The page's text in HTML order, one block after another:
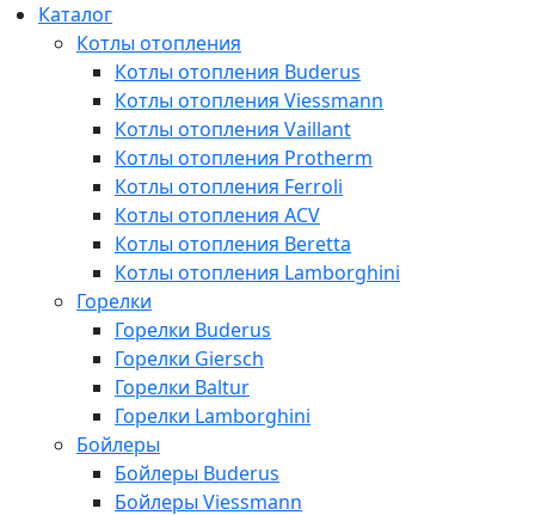
Каталог
Котлы отопления
Котлы отопления Buderus
Котлы отопления Viessmann
Котлы отопления Vaillant
Котлы отопления Protherm
Котлы отопления Ferroli
Котлы отопления ACV
Котлы отопления Beretta
Котлы отопления Lamborghini
Горелки
Горелки Buderus
Горелки Giersch
Горелки Baltur
Горелки Lamborghini
Бойлеры
Бойлеры Buderus
Бойлеры Viessmann